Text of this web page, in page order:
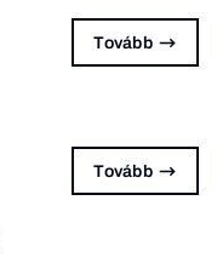
Tovább
Tovább